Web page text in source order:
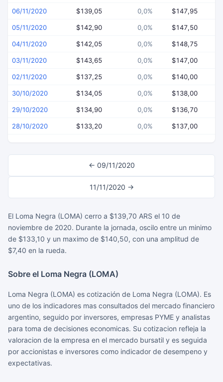
06/11/2020 $139,05 0,0% $147,95
05/11/2020 $142,90 0,0% $147,50
04/11/2020 $142,05 0,0% $148,75
03/11/2020 $143,65 0,0% $147,00
02/11/2020 $137,25 0,0% $140,00
30/10/2020 $134,05 0,0% $138,00
29/10/2020 $134,90 0,0% $136,70
28/10/2020 $133,20 0,0% $137,00
← 09/11/2020
11/11/2020 →
El Loma Negra (LOMA) cerro a $139,70 ARS el 10 de
noviembre de 2020. Durante la jornada, oscilo entre un minimo
de $133,10 y un maximo de $140,50, con una amplitud de
$7,40 en la rueda.
Sobre el Loma Negra (LOMA)
Loma Negra (LOMA) es cotización de Loma Negra (LOMA). Es
uno de los indicadores mas consultados del mercado financiero
argentino, seguido por inversores, empresas PYME y analistas
para toma de decisiones economicas. Su cotizacion refleja la
valoracion de la empresa en el mercado bursatil y es seguida
por accionistas e inversores como indicador de desempeno y
expectativas.